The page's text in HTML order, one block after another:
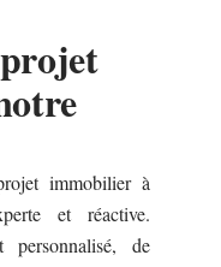
immobilier à
et réactive.
personnalisé, de